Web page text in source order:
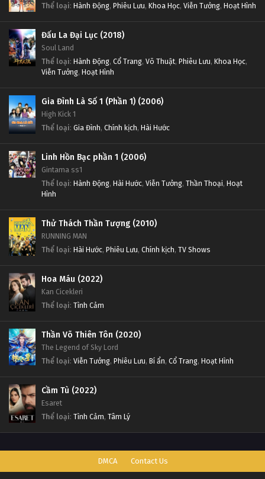
Thể loại: Hành Động, Phiêu Lưu, Khoa Học, Viễn Tưởng, Hoạt Hình
Đấu La Đại Lục (2018)
Soul Land
Thể loại: Hành Động, Cổ Trang, Võ Thuật, Phiêu Lưu, Khoa Học,
Viễn Tưởng, Hoạt Hình
Gia Đình Là Số 1 (Phần 1) (2006)
High Kick 1
Thể loại: Gia Đình, Chính kịch, Hài Hước
Linh Hồn Bạc phần 1 (2006)
Gintama ss1
Thể loại: Hành Động, Hài Hước, Viễn Tưởng, Thần Thoại, Hoạt
Hình
Thử Thách Thần Tượng (2010)
RUNNING MAN
Thể loại: Hài Hước, Phiêu Lưu, Chính kịch, TV Shows
Hoa Máu (2022)
Kan Cicekleri
Thể loại: Tình Cảm
Thần Võ Thiên Tôn (2020)
The Legend of Sky Lord
Thể loại: Viễn Tưởng, Phiêu Lưu, Bí ẩn, Cổ Trang, Hoạt Hình
Cầm Tù (2022)
Esaret
Thể loại: Tình Cảm, Tâm Lý
DMCA Contact Us